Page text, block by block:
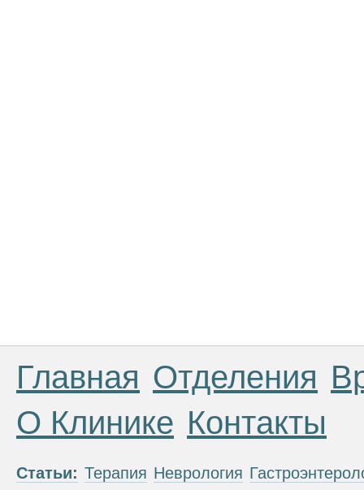
Главная Отделения
О Клинике Контакты
Статьи: Терапия Неврология